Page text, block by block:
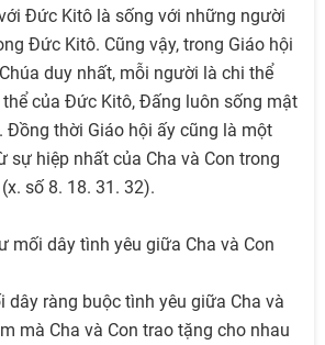
Đức Kitô là sống với những người
Đức Kitô. Cũng vậy, trong Giáo hội
duy nhất, mỗi người là chi thể
của Đức Kitô, Đấng luôn sống mật
Đồng thời Giáo hội ấy cũng là một
sự hiệp nhất của Cha và Con trong
số 8. 18. 31. 32).
mối dây tình yêu giữa Cha và Con
dây ràng buộc tình yêu giữa Cha và
mà Cha và Con trao tặng cho nhau